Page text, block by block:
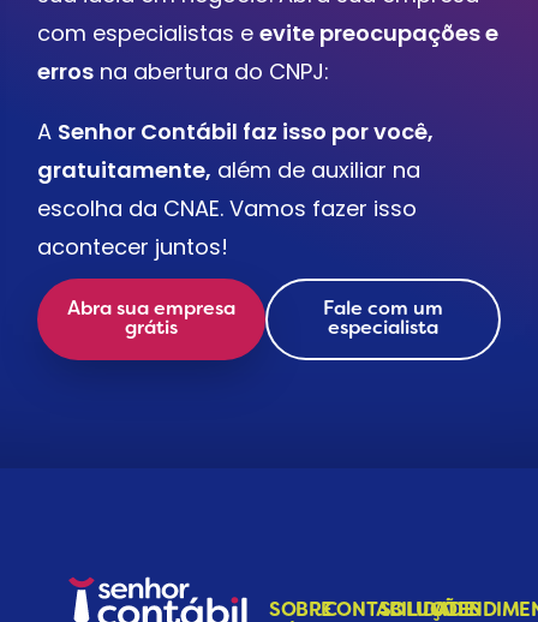
com especialistas eevite preocupações e
erros na abertura do CNPJ:
A Senhor Contábil faz isso por você,
gratuitamente, além de auxiliar na
escolha da CNAE. Vamos fazer isso
acontecer juntos!
Abra sua empresa
grátis
Fale com um
especialista
SOBRECONTABILIDADE
SOLUÇÕES